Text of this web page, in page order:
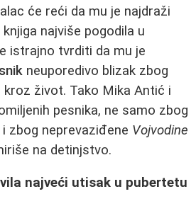
će reći da mu je najdraži
najviše pogodila u
istrajno tvrditi da mu je
neuporedivo blizak zbog
kroz život. Tako Mika Antić i
pesnika, ne samo zbog
i zbog neprevaziđene Vojvodine
na detinjstvo.
najveći utisak u pubertetu